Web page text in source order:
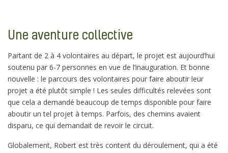
Une aventure collective
Partant de 2 à 4 volontaires au départ, le projet est aujourd’hui
soutenu par 6-7 personnes en vue de l’inauguration. Et bonne
nouvelle : le parcours des volontaires pour faire aboutir leur
projet a été plutôt simple ! Les seules difficultés relevées sont
que cela a demandé beaucoup de temps disponible pour faire
aboutir un tel projet à temps. Parfois, des chemins avaient
disparu, ce qui demandait de revoir le circuit.
Globalement, Robert est très content du déroulement, qui a été